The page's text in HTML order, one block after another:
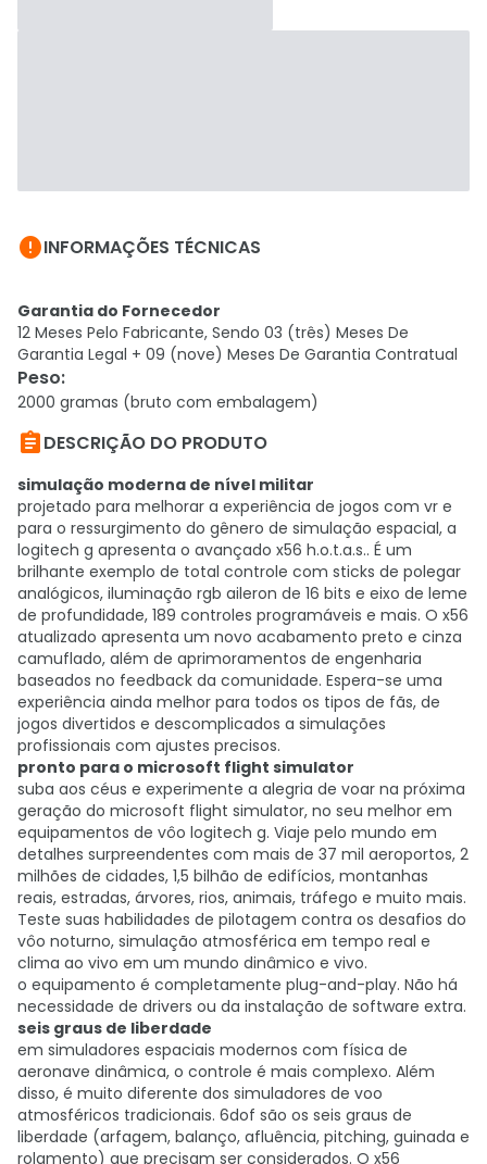
INFORMAÇÕES TÉCNICAS
Garantia do Fornecedor
12 Meses Pelo Fabricante, Sendo 03 (três) Meses De
Garantia Legal + 09 (nove) Meses De Garantia Contratual
Peso:
2000 gramas (bruto com embalagem)
DESCRIÇÃO DO PRODUTO
simulação moderna de nível militar
projetado para melhorar a experiência de jogos com vr e
para o ressurgimento do gênero de simulação espacial, a
logitech g apresenta o avançado x56 h.o.t.a.s.. É um
brilhante exemplo de total controle com sticks de polegar
analógicos, iluminação rgb aileron de 16 bits e eixo de leme
de profundidade, 189 controles programáveis e mais. O x56
atualizado apresenta um novo acabamento preto e cinza
camuflado, além de aprimoramentos de engenharia
baseados no feedback da comunidade. Espera-se uma
experiência ainda melhor para todos os tipos de fãs, de
jogos divertidos e descomplicados a simulações
profissionais com ajustes precisos.
pronto para o microsoft flight simulator
suba aos céus e experimente a alegria de voar na próxima
geração do microsoft flight simulator, no seu melhor em
equipamentos de vôo logitech g. Viaje pelo mundo em
detalhes surpreendentes com mais de 37 mil aeroportos, 2
milhões de cidades, 1,5 bilhão de edifícios, montanhas
reais, estradas, árvores, rios, animais, tráfego e muito mais.
Teste suas habilidades de pilotagem contra os desafios do
vôo noturno, simulação atmosférica em tempo real e
clima ao vivo em um mundo dinâmico e vivo.
o equipamento é completamente plug-and-play. Não há
necessidade de drivers ou da instalação de software extra.
seis graus de liberdade
em simuladores espaciais modernos com física de
aeronave dinâmica, o controle é mais complexo. Além
disso, é muito diferente dos simuladores de voo
atmosféricos tradicionais. 6dof são os seis graus de
liberdade (arfagem, balanço, afluência, pitching, guinada e
rolamento) que precisam ser considerados. O x56